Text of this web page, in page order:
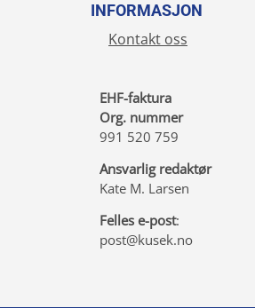
INFORMASJON
Kontakt oss
EHF-faktura
Org. nummer
991 520 759
Ansvarlig redaktør
Kate M. Larsen
Felles e-post:
post@kusek.no